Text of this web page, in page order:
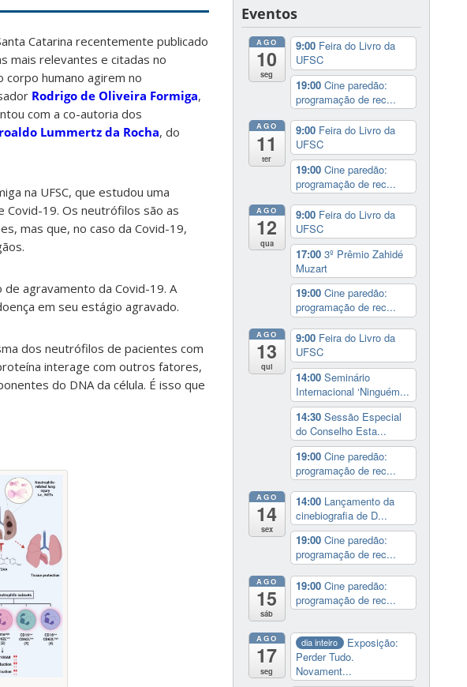
Catarina recentemente publicado
mais relevantes e citadas no
corpo humano agirem no
Rodrigo de Oliveira Formiga,
com a co-autoria dos
Lummertz da Rocha, do
na UFSC, que estudou uma
19. Os neutrófilos são as
mas que, no caso da Covid-19,
agravamento da Covid-19. A
em seu estágio agravado.
dos neutrófilos de pacientes com
interage com outros fatores,
do DNA da célula. É isso que
Eventos
AGO
10
seg
9:00 Feira do Livro da
UFSC
19:00 Cine paredão:
programação de rec...
AGO
11
ter
9:00 Feira do Livro da
UFSC
19:00 Cine paredão:
programação de rec...
AGO
12
qua
9:00 Feira do Livro da
UFSC
17:00 3º Prêmio Zahidé
Muzart
19:00 Cine paredão:
programação de rec...
AGO
13
qui
9:00 Feira do Livro da
UFSC
14:00 Seminário
Internacional ‘Ninguém...
14:30 Sessão Especial
do Conselho Esta...
19:00 Cine paredão:
programação de rec...
AGO
14
sex
14:00 Lançamento da
cinebiografia de D...
19:00 Cine paredão:
programação de rec...
AGO
15
sáb
19:00 Cine paredão:
programação de rec...
AGO
17
seg
dia inteiro
Exposição:
Perder Tudo.
Novament...